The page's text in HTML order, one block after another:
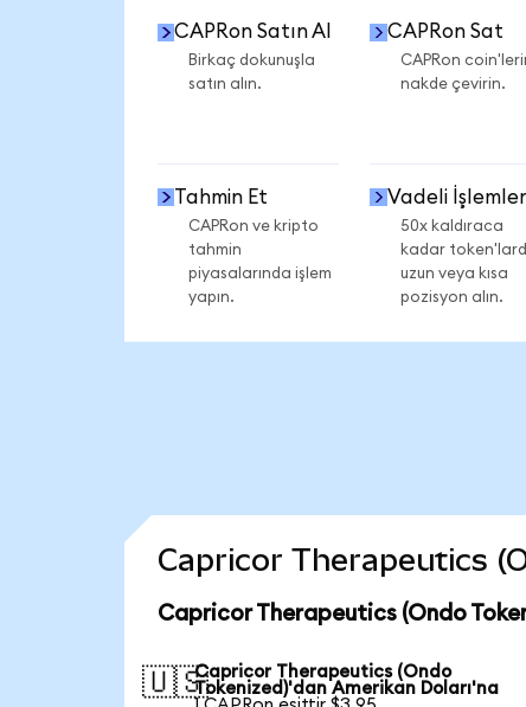
CAPRon Satın Al
Birkaç dokunuşla
satın alın.
CAPRon Sat
CAPRon
nakde çevirin.
Tahmin Et
CAPRon ve kripto
tahmin
piyasalarında işlem
yapın.
Vadeli İşlemler
50x kaldıraca
kadar
uzun veya kısa
pozisyon alın.
Capricor Therapeutics
Capricor Therapeutics (Ondo
🇺🇸Capricor Therapeutics (Ondo
Tokenized)'dan Amerikan Doları'na